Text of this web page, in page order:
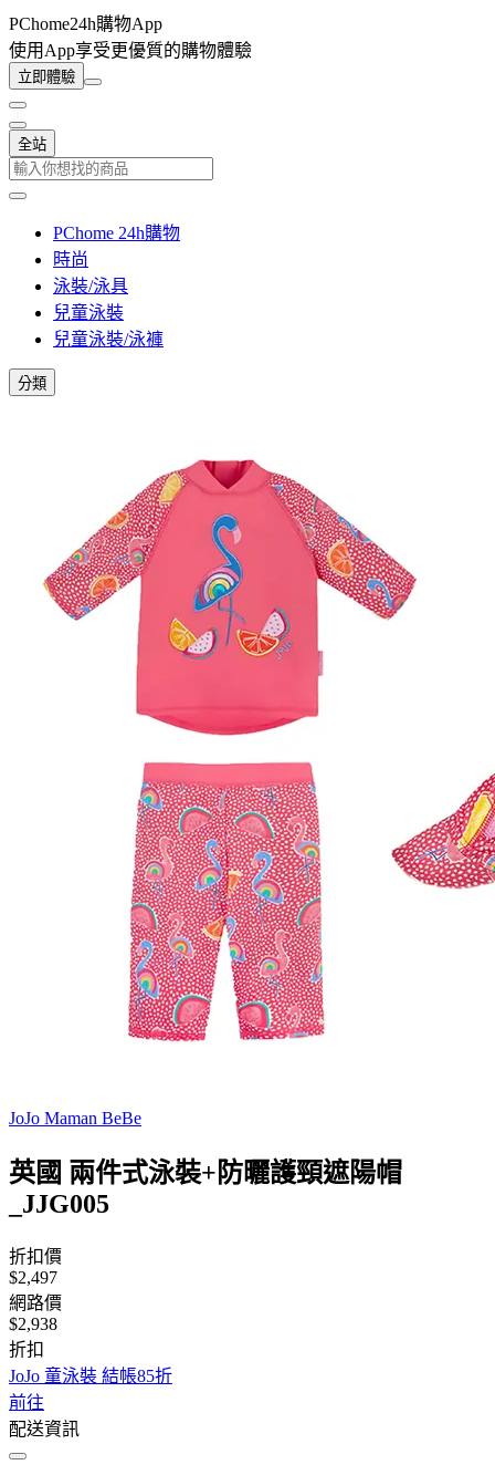
PChome24h購物App
使用App享受更優質的購物體驗
立即體驗
全站
PChome 24h購物
時尚
泳裝/泳具
兒童泳裝
兒童泳裝/泳褲
分類
JoJo Maman BeBe
英國 兩件式泳裝+防曬護頸遮陽帽
_JJG005
折扣價
$2,497
網路價
$2,938
折扣
JoJo 童泳裝 結帳85折
前往
配送資訊